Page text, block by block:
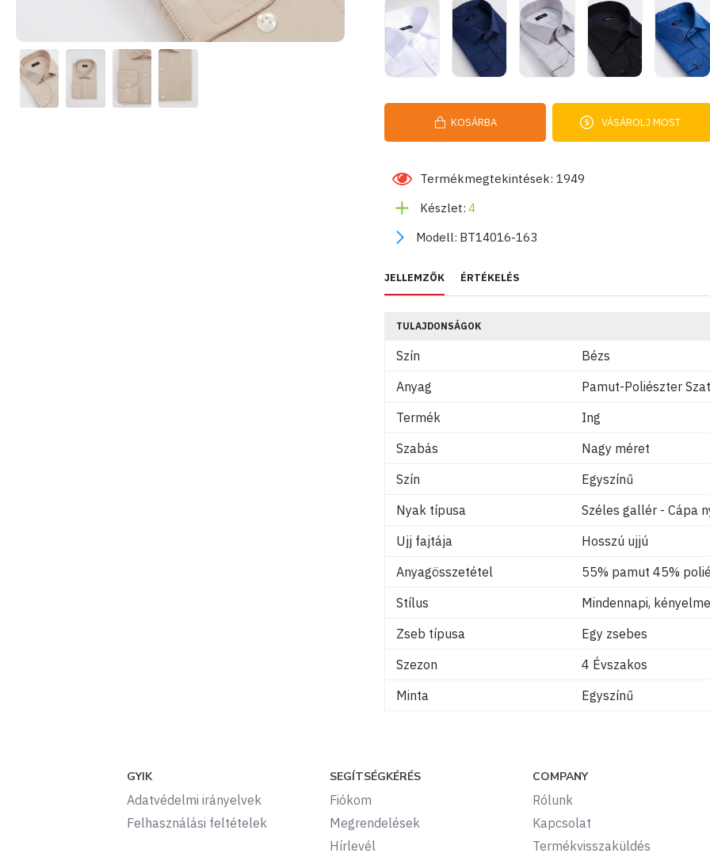
Készlet: 4
Modell: BT14016-163
Termékmegtekintések: 1949
KOSÁRBA VÁSÁROLJ MOST
JELLEMZŐK ÉRTÉKELÉS
TULAJDONSÁGOK
Szín
Bézs
Anyag
Pamut-Poliészter
Termék
Ing
Szabás
Nagy méret
Szín
Egyszínű
Nyak típusa
Széles gallér - Cápa
Ujj fajtája
Hosszú ujjú
Anyagösszetétel
55% pamut 45%
Stílus
Mindennapi,
Zseb típusa
Egy zsebes
Szezon
4 Évszakos
Minta
Egyszínű
GYIK
Adatvédelmi irányelvek
Felhasználási feltételek
SEGÍTSÉGKÉRÉS
Fiókom
Megrendelések
Hírlevél
COMPANY
Rólunk
Kapcsolat
Termékvisszaküldés